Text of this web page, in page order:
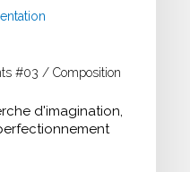
#03 / Composition
d'imagination,